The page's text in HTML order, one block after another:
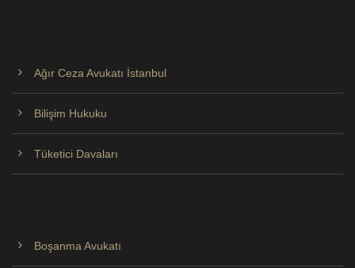
Ağır Ceza Avukatı İstanbul
Bilişim Hukuku
Tüketici Davaları
Boşanma Avukatı